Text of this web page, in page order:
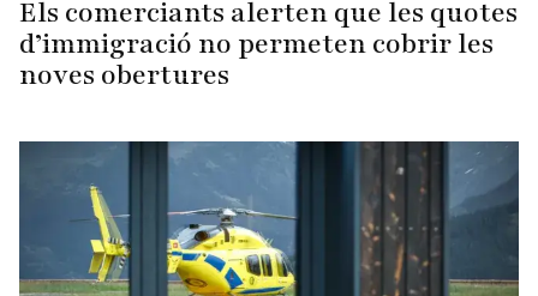
Els comerciants alerten que les quotes
d’immigració no permeten cobrir les
noves obertures